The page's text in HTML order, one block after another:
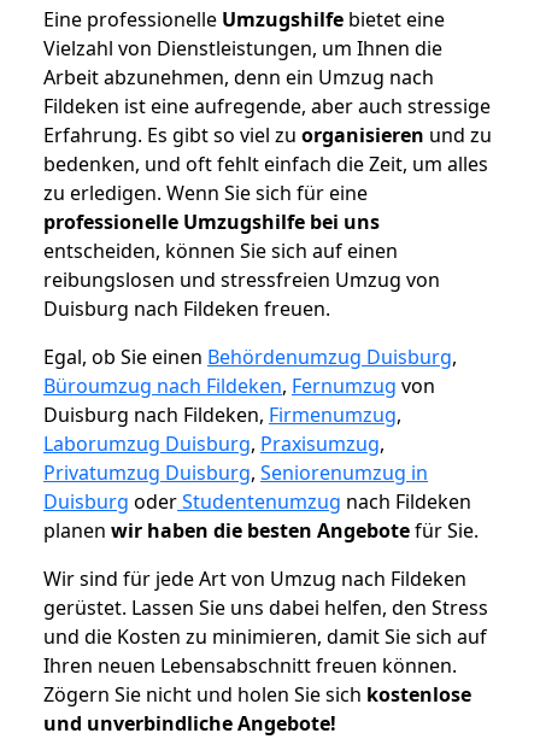
Eine professionelle Umzugshilfe bietet eine
Vielzahl von Dienstleistungen, um Ihnen die
Arbeit abzunehmen, denn ein Umzug nach
Fildeken ist eine aufregende, aber auch stressige
Erfahrung. Es gibt so viel zu organisieren und zu
bedenken, und oft fehlt einfach die Zeit, um alles
zu erledigen. Wenn Sie sich für eine
professionelle Umzugshilfe bei uns
entscheiden, können Sie sich auf einen
reibungslosen und stressfreien Umzug von
Duisburg nach Fildeken freuen.
Egal, ob Sie einen Behördenumzug Duisburg,
Büroumzug nach Fildeken, Fernumzug von
Duisburg nach Fildeken, Firmenumzug,
Laborumzug Duisburg, Praxisumzug,
Privatumzug Duisburg, Seniorenumzug in
Duisburg oderStudentenumzug nach Fildeken
planen wir haben die besten Angebotefür Sie.
Wir sind für jede Art von Umzug nach Fildeken
gerüstet. Lassen Sie uns dabei helfen, den Stress
und die Kosten zu minimieren, damit Sie sich auf
Ihren neuen Lebensabschnitt freuen können.
Zögern Sie nicht und holen Sie sich kostenlose
und unverbindliche Angebote!